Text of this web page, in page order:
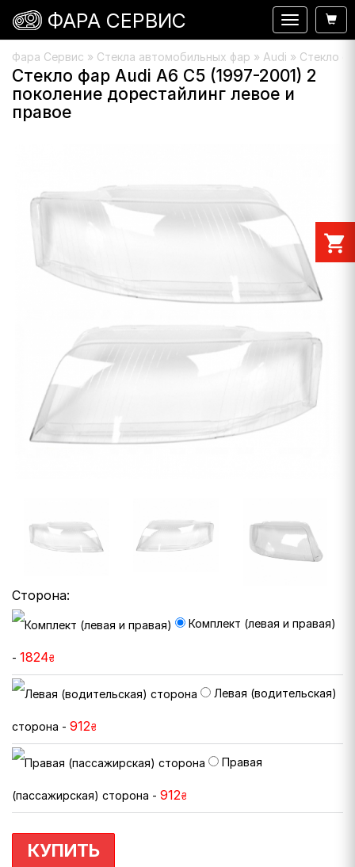
Фара Сервис » Стекла автомобильных фар » Audi » Стекло
Стекло фар Audi A6 C5 (1997-2001) 2
поколение дорестайлинг левое и
правое
Сторона:
Комплект (левая и правая)
- 1824₴
Левая (водительская)
сторона - 912₴
Правая
(пассажирская) сторона - 912₴
КУПИТЬ
Навигация
ФАРА СЕРВИС
shopping_cart